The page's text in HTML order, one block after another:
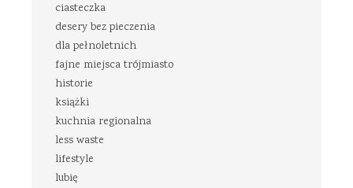
ciasteczka
desery bez pieczenia
dla pełnoletnich
fajne miejsca trójmiasto
historie
książki
kuchnia regionalna
less waste
lifestyle
lubię